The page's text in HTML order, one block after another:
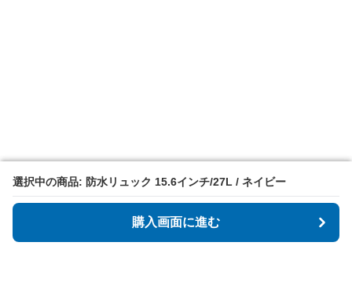
選択中の商品: 防水リュック 15.6インチ/27L / ネイビー
購入画面に進む
選択中の商品: 防水リュック 15.6インチ/27L / ネイビー
購入画面に進む